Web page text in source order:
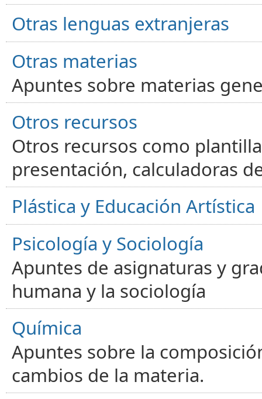
Otras lenguas extranjeras
Otras materias
Apuntes sobre materias
Otros recursos
Otros recursos como
presentación, calculadoras
Plástica y Educación Artística
Psicología y Sociología
Apuntes de asignaturas y
humana y la sociología
Química
Apuntes sobre la
cambios de la materia.